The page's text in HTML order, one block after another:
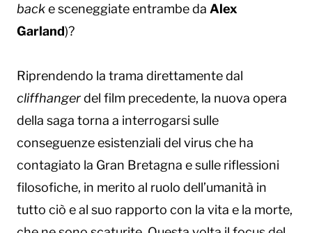
backe sceneggiate entrambe da Alex
Garland)?
Riprendendo la trama direttamente dal
cliffhangerdel film precedente, la nuova opera
della saga torna a interrogarsi sulle
conseguenze esistenziali del virus che ha
contagiato la Gran Bretagna e sulle riflessioni
filosofiche, in merito al ruolo dell’umanità in
tutto ciò e al suo rapporto con la vita e la morte,